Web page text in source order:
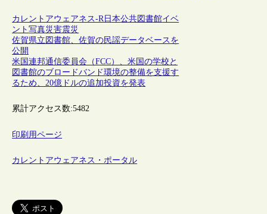
カレントアウェアネス-R日本公共図書館イベ
ント写真災害震災
佐賀県立図書館、佐賀の民謡データベースを
公開
米国連邦通信委員会（FCC）、米国の学校と
図書館のブロードバンド環境の整備を支援す
るため、20億ドルの追加投資を発表
累計アクセス数:5482
印刷用ページ
カレントアウェアネス・ポータル